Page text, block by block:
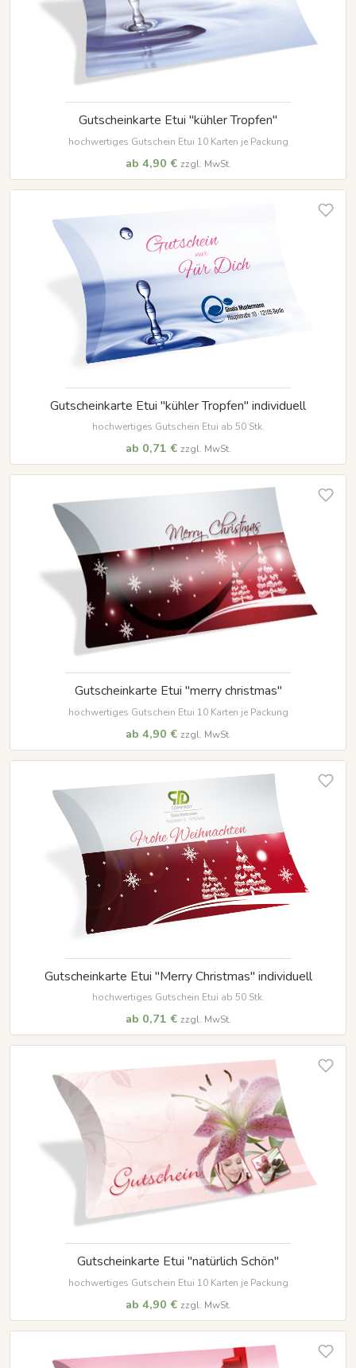
Gutscheinkarte Etui "kühler Tropfen"
hochwertiges Gutschein Etui 10 Karten je Packung
ab 4,90 € zzgl. MwSt.
Gutscheinkarte Etui "kühler Tropfen" individuell
hochwertiges Gutschein Etui ab 50 Stk.
ab 0,71 € zzgl. MwSt.
Gutscheinkarte Etui "merry christmas"
hochwertiges Gutschein Etui 10 Karten je Packung
ab 4,90 € zzgl. MwSt.
Gutscheinkarte Etui "Merry Christmas" individuell
hochwertiges Gutschein Etui ab 50 Stk.
ab 0,71 € zzgl. MwSt.
Gutscheinkarte Etui "natürlich Schön"
hochwertiges Gutschein Etui 10 Karten je Packung
ab 4,90 € zzgl. MwSt.